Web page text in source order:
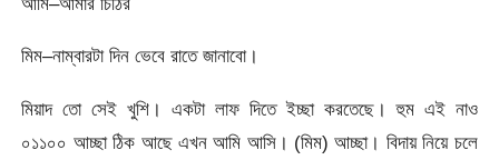
মিম–নাম্বারটা দিন ভেবে রাতে জানাবো।
মিয়াদ তো সেই খুশি। একটা লাফ দিতে ইচ্ছা করতেছে। হুম এই নাও
০১১০০ আচ্ছা ঠিক আছে এখন আমি আসি। (মিম) আচ্ছা। বিদায় নিয়ে চলে